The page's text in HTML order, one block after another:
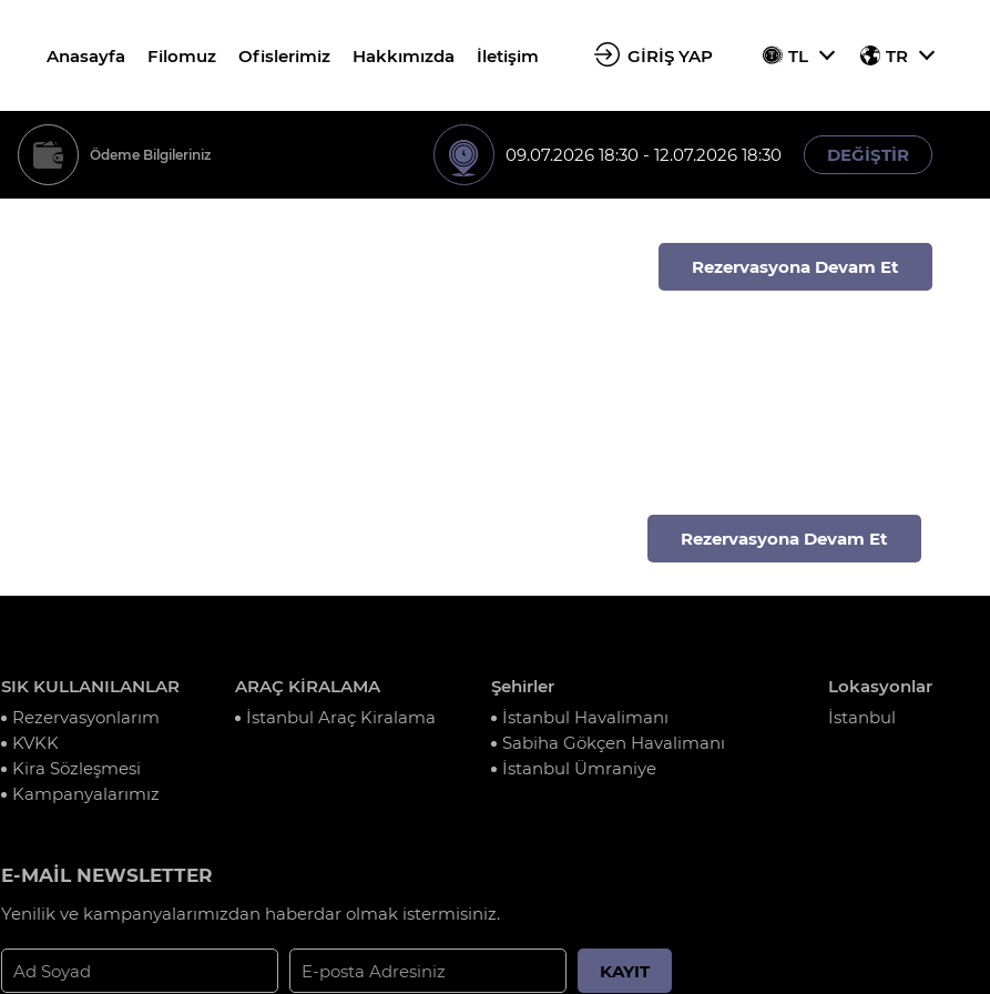
Anasayfa Filomuz Ofislerimiz Hakkımızda İletişim GİRİŞ YAP TL TR
Ödeme Bilgileriniz 09.07.2026 18:30 - 12.07.2026 18:30 DEĞİŞTİR
Rezervasyona Devam Et
Rezervasyona Devam Et
SIK KULLANILANLAR
Rezervasyonlarım
KVKK
Kira Sözleşmesi
Kampanyalarımız
ARAÇ KİRALAMA
İstanbul Araç Kiralama
Şehirler
İstanbul Havalimanı
Sabiha Gökçen Havalimanı
İstanbul Ümraniye
Lokasyonlar
İstanbul
E-MAİL NEWSLETTER
Yenilik ve kampanyalarımızdan haberdar olmak istermisiniz.
KAYIT